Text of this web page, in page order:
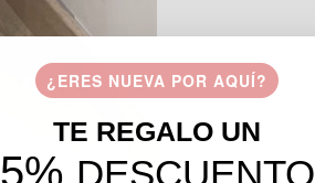
¿ERES NUEVA POR AQUÍ?
TE REGALO UN
5% DESCUENTO